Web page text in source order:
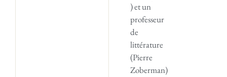
) et un
professeur
de
littérature
(Pierre
Zoberman)